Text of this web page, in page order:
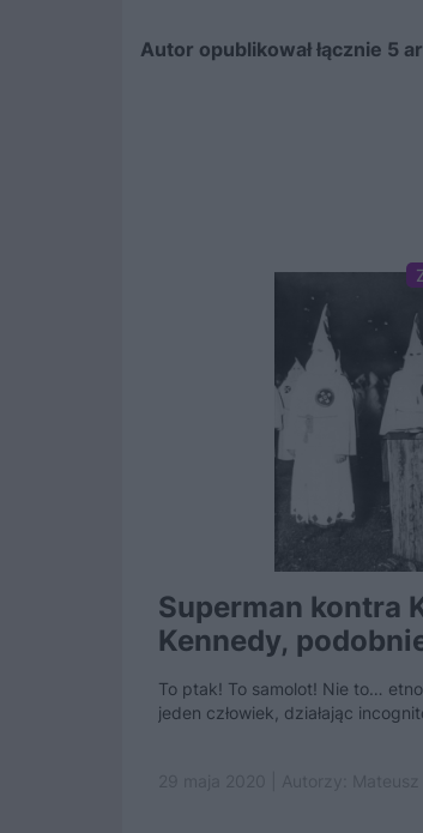
Autor opublikował łącznie 5
Superman kontra
Kennedy,
superbohater,...
To ptak! To samolot! Nie to…
jeden człowiek, działając